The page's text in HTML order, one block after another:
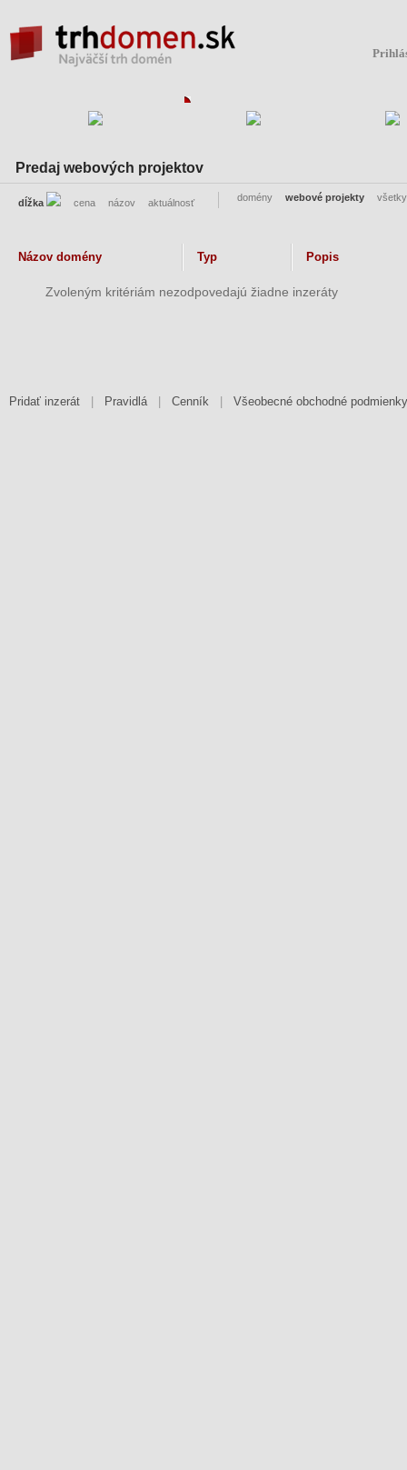
Predaj webových projektov
dĺžka cena názov aktuálnosť domény webové projekty všetky
Názov domény Typ Popis
Zvoleným kritériám nezodpovedajú žiadne inzeráty
Pridať inzerát Pravidlá| Cenník Všeobecné obchodné podmienky